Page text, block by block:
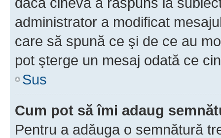
administrator a modificat
care să spună ce şi de ce au
pot şterge un mesaj odată ce
Sus
Cum pot să îmi adaug
Pentru a adăuga o semnătură